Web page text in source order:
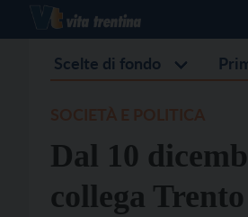
Scelte di fondo
Dal 10
collega